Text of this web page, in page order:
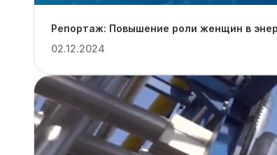
Репортаж: Повышение роли женщин в
02.12.2024